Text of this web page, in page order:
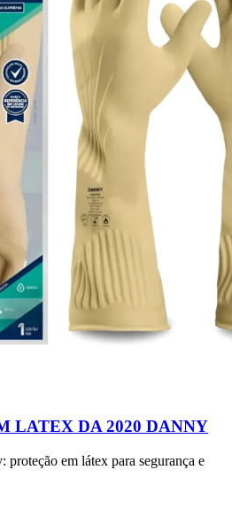
LATEX DA 2020 DANNY
em látex para segurança e